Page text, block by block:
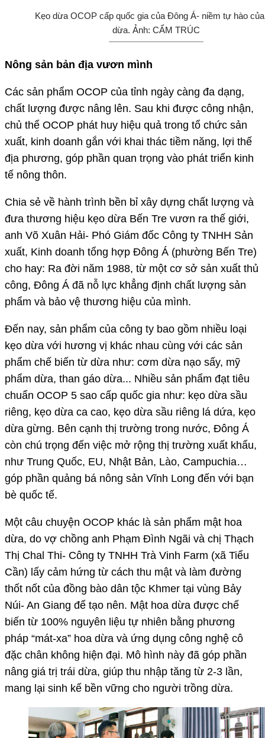
Kẹo dừa OCOP cấp quốc gia của Đông Á- niềm tự hào
dừa. Ảnh: CẨM TRÚC
Nông sản bản địa vươn mình
Các sản phẩm OCOP của tỉnh ngày càng đa dạng,
chất lượng được nâng lên. Sau khi được công nhận,
chủ thể OCOP phát huy hiệu quả trong tổ chức sản
xuất, kinh doanh gắn với khai thác tiềm năng, lợi thế
địa phương, góp phần quan trọng vào phát triển kinh
tế nông thôn.
Chia sẻ về hành trình bền bỉ xây dựng chất lượng và
đưa thương hiệu kẹo dừa Bến Tre vươn ra thế giới,
anh Võ Xuân Hải- Phó Giám đốc Công ty TNHH Sản
xuất, Kinh doanh tổng hợp Đông Á (phường Bến Tre)
cho hay: Ra đời năm 1988, từ một cơ sở sản xuất thủ
công, Đông Á đã nỗ lực khẳng định chất lượng sản
phẩm và bảo vệ thương hiệu của mình.
Đến nay, sản phẩm của công ty bao gồm nhiều loại
kẹo dừa với hương vị khác nhau cùng với các sản
phẩm chế biến từ dừa như: cơm dừa nạo sấy, mỹ
phẩm dừa, than gáo dừa... Nhiều sản phẩm đạt tiêu
chuẩn OCOP 5 sao cấp quốc gia như: kẹo dừa sầu
riêng, kẹo dừa ca cao, kẹo dừa sầu riêng lá dứa, kẹo
dừa gừng. Bên cạnh thị trường trong nước, Đông Á
còn chú trọng đến việc mở rộng thị trường xuất khẩu,
như Trung Quốc, EU, Nhật Bản, Lào, Campuchia…
góp phần quảng bá nông sản Vĩnh Long đến với bạn
bè quốc tế.
Một câu chuyện OCOP khác là sản phẩm mật hoa
dừa, do vợ chồng anh Phạm Đình Ngãi và chị Thạch
Thị Chal Thi- Công ty TNHH Trà Vinh Farm (xã Tiểu
Cần) lấy cảm hứng từ cách thu mật và làm đường
thốt nốt của đồng bào dân tộc Khmer tại vùng Bảy
Núi- An Giang để tạo nên. Mật hoa dừa được chế
biến từ 100% nguyên liệu tự nhiên bằng phương
pháp “mát-xa” hoa dừa và ứng dụng công nghệ cô
đặc chân không hiện đại. Mô hình này đã góp phần
nâng giá trị trái dừa, giúp thu nhập tăng từ 2-3 lần,
mang lại sinh kế bền vững cho người trồng dừa.